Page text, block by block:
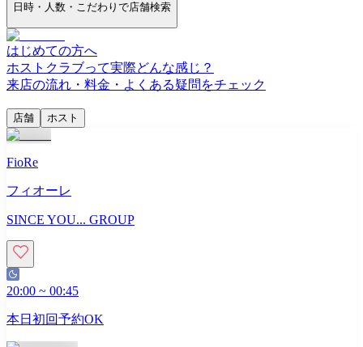
日時・人数・こだわりで店舗検索
はじめての方へ
ホストクラブって実際どんな感じ？
来店の流れ・料金・よくある疑問をチェック
店舗 ホスト
FioRe
フィオーレ
SINCE YOU... GROUP
20:00 ~ 00:45
本日初回予約OK